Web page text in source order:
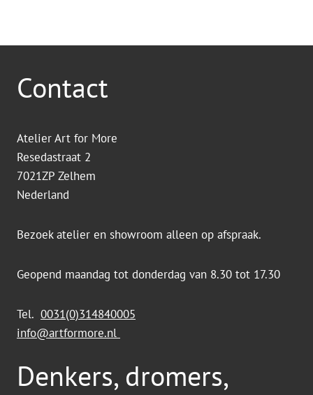
Contact
Atelier Art for More
Resedastraat 2
7021ZP Zelhem
Nederland
Bezoek atelier en showroom alleen op afspraak.
Geopend maandag tot donderdag van 8.30 tot 17.30
Tel. 0031(0)314840005
info@artformore.nl
Denkers, dromers,